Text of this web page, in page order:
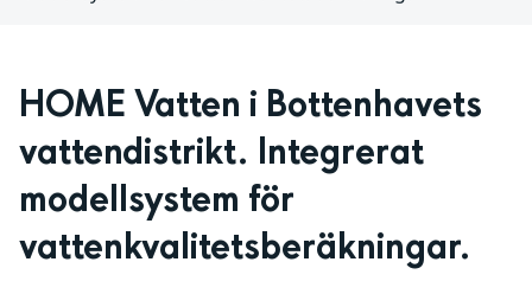
HOME Vatten i Bottenhavets
vattendistrikt. Integrerat
modellsystem för
vattenkvalitetsberäkningar.